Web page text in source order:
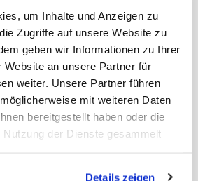
um Inhalte und Anzeigen zu
Zugriffe auf unsere Website zu
geben wir Informationen zu Ihrer
Website an unsere Partner für
weiter. Unsere Partner führen
mit weiteren Daten
bereitgestellt haben oder die
der Dienste gesammelt
Details zeigen
- +